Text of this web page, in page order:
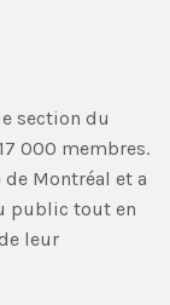
section du
000 membres.
Montréal et a
public tout en
leur